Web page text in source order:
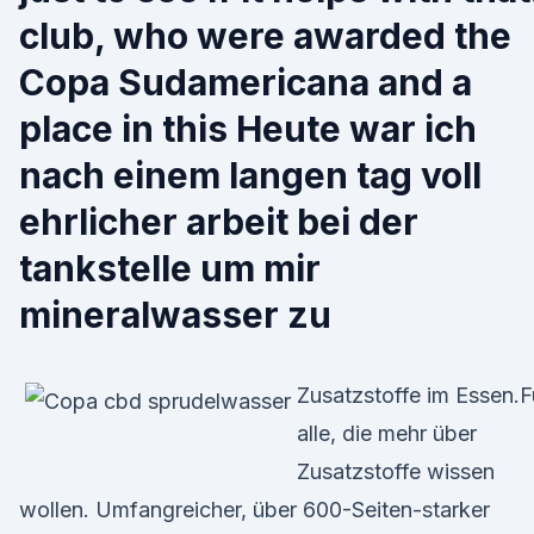
club, who were awarded the
Copa Sudamericana and a
place in this Heute war ich
nach einem langen tag voll
ehrlicher arbeit bei der
tankstelle um mir
mineralwasser zu
Zusatzstoffe im
alle, die mehr über
Zusatzstoffe wissen
wollen. Umfangreicher, über 600-Seiten-starker